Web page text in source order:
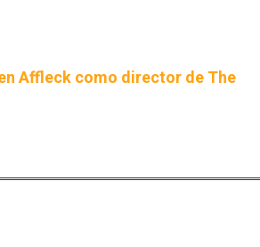
Affleck como director de The